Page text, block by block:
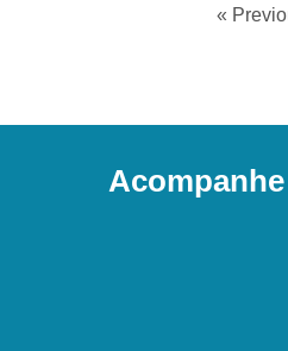
«